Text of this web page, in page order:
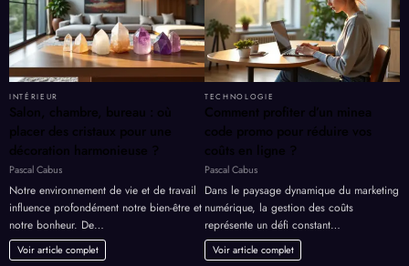
INTÉRIEUR
Salon, chambre, bureau : où
placer des cristaux pour une
décoration harmonieuse ?
Pascal Cabus
Notre environnement de vie et de travail
influence profondément notre bien-être et
notre bonheur. De…
Voir article complet
TECHNOLOGIE
Comment profiter d’un minea
code promo pour réduire vos
coûts en ligne ?
Pascal Cabus
Dans le paysage dynamique du marketing
numérique, la gestion des coûts
représente un défi constant…
Voir article complet